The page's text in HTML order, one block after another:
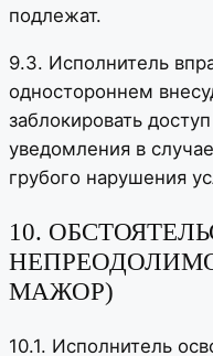
подлежат.
9.3. Исполнитель
одностороннем
заблокировать
уведомления в
грубого нарушения
10.
МАЖОР)
10.1. Исполнитель